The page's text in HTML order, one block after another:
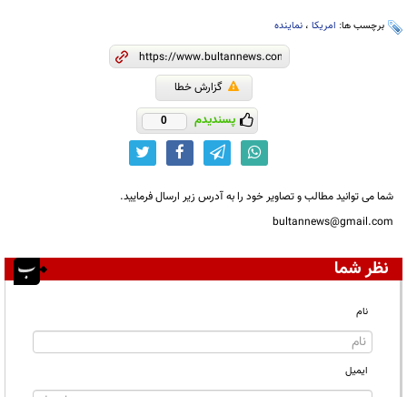
برچسب ها: امریکا ، نماینده
گزارش خطا
پسندیدم 0
شما می توانید مطالب و تصاویر خود را به آدرس زیر ارسال فرمایید.
bultannews@gmail.com
نظر شما
نام
ایمیل